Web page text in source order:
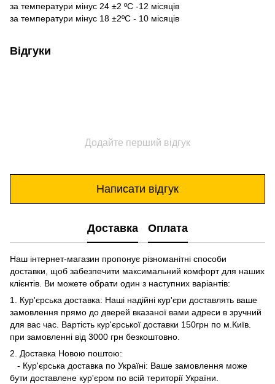
за температури мінус 24 ±2 ºС -12 місяців
за температури мінус 18 ±2ºС - 10 місяців
Відгуки
Додайте перший відгук
Написати відгук
Доставка Оплата
Наш інтернет-магазин пропонує різноманітні способи
доставки, щоб забезпечити максимальний комфорт для наших
клієнтів. Ви можете обрати один з наступних варіантів:
1. Кур'єрська доставка: Наші надійні кур'єри доставлять ваше
замовлення прямо до дверей вказаної вами адреси в зручний
для вас час. Вартість кур'єрської доставки 150грн по м.Київ.
при замовленні від 3000 грн безкоштовно.
2. Доставка Новою поштою:
- Кур'єрська доставка по Україні: Ваше замовлення може
бути доставлене кур'єром по всій території України.